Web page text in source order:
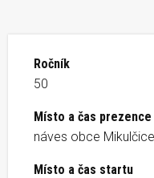
Ročník
50
Místo a čas prezence
náves obce
Místo a čas startu